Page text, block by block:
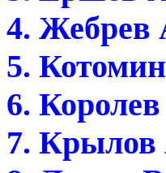
4. Жебрев
5.
6.
7. Крылов